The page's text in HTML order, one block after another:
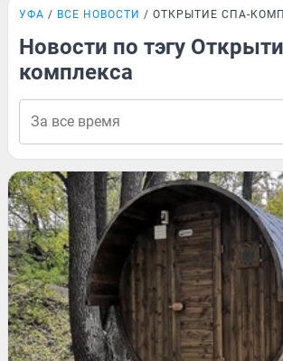
УФА ВСЕ НОВОСТИ ОТКРЫТИЕ СПА-
Новости по тэгу
комплекса